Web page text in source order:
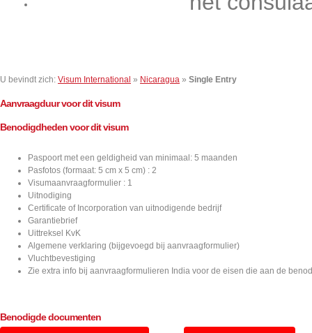
U bevindt zich: Visum International » Nicaragua » Single Entry
Aanvraagduur voor dit visum
Benodigdheden voor dit visum
Paspoort met een geldigheid van minimaal: 5 maanden
Pasfotos (formaat: 5 cm x 5 cm) : 2
Visumaanvraagformulier : 1
Uitnodiging
Certificate of Incorporation van uitnodigende bedrijf
Garantiebrief
Uittreksel KvK
Algemene verklaring (bijgevoegd bij aanvraagformulier)
Vluchtbevestiging
Zie extra info bij aanvraagformulieren India voor de eisen die aan de
Benodigde documenten